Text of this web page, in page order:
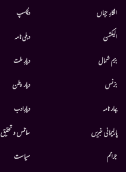
افکارِ جہاں
الیکشن
بزم شمال
بزنس
بہار نامہ
پارلیمانی خبریں
جرائم
دلچسپ
دہلی نامہ
دیارِ ملت
دیار وطن
دیارِادب
سائنس و تحقیق
سیاست